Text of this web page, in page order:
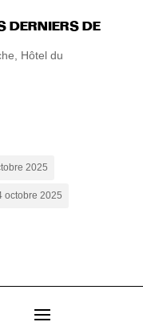
DERNIERS DE
Hôtel du
2025
octobre 2025